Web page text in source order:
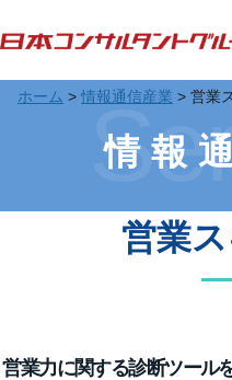
ホーム > 情報通信産業 > 営業
情報
営業
営業力に関する診断ツール